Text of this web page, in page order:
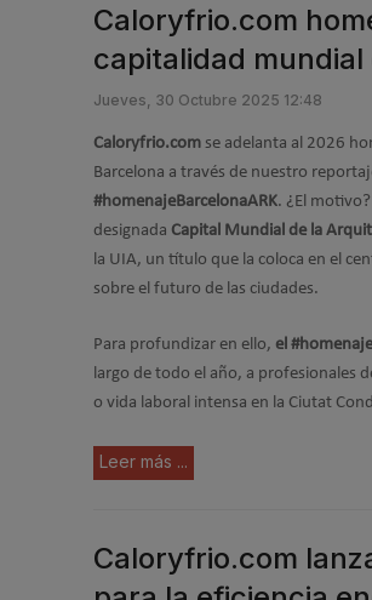
Caloryfrio.com
capitalidad
Jueves, 30 Octubre 2025 12:48
Caloryfrio.com se adelanta al 2026
Barcelona a través de nuestro
#homenajeBarcelonaARK. ¿El
designada Capital Mundial de la
la UIA, un título que la coloca en el
sobre el futuro de las ciudades.
Para profundizar en ello, el
largo de todo el año, a profesionales
o vida laboral intensa en la Ciutat
Leer más ...
Caloryfrio.com